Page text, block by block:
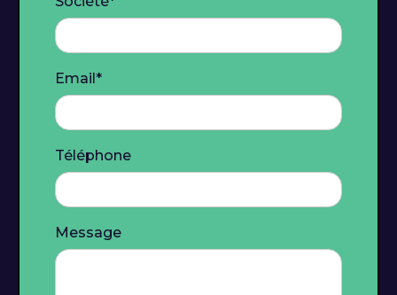
Email*
Téléphone
Message